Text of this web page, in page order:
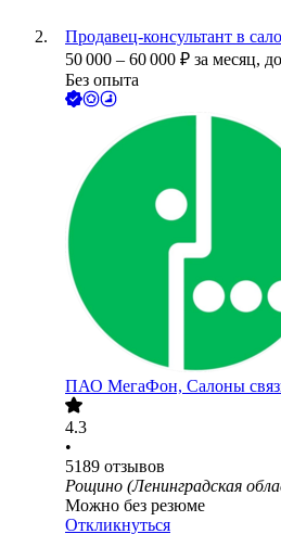
Продавец-консультант в
50 000 – 60 000 ₽ за месяц,
Без опыта
ПАО МегаФон, Салоны
4.3
•
5189 отзывов
Рощино (Ленинградская
Можно без резюме
Откликнуться